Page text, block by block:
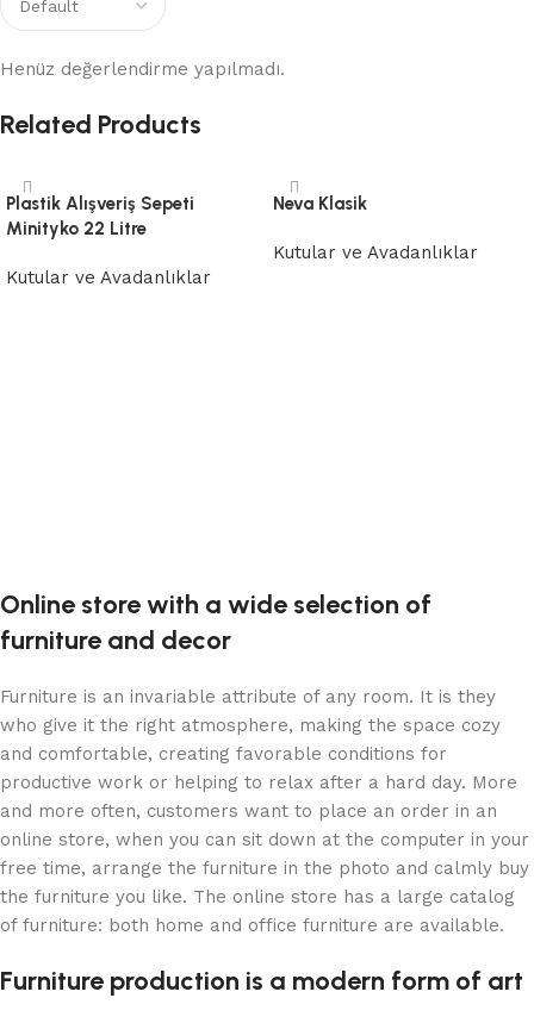
Henüz değerlendirme yapılmadı.
Related Products
Plastik Alışveriş Sepeti
Minityko 22 Litre
Kutular ve Avadanlıklar
Neva Klasik
Kutular ve Avadanlıklar
Online store with a wide selection of
furniture and decor
Furniture is an invariable attribute of any room. It is they
who give it the right atmosphere, making the space cozy
and comfortable, creating favorable conditions for
productive work or helping to relax after a hard day. More
and more often, customers want to place an order in an
online store, when you can sit down at the computer in your
free time, arrange the furniture in the photo and calmly buy
the furniture you like. The online store has a large catalog
of furniture: both home and office furniture are available.
Furniture production is a modern form of art